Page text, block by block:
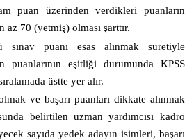
puan üzerinden verdikleri puanların
az 70 (yetmiş)olması şarttır.
sınav puanı esas alınmak suretiyle
puanlarının eşitliği durumunda KPSS
üstte yer alır.
ve başarı puanları dikkate alınmak
belirtilen uzman yardımcısı kadro
sayıda yedek adayın isimleri, başarı